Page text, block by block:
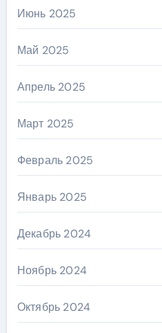
Июнь 2025
Май 2025
Апрель 2025
Март 2025
Февраль 2025
Январь 2025
Декабрь 2024
Ноябрь 2024
Октябрь 2024